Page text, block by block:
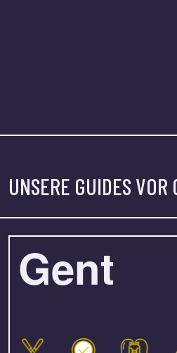
UNSERE GUIDES VOR
Gent